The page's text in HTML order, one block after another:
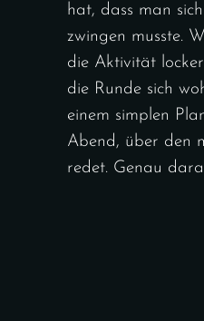
hat, dass man
zwingen musste.
die Aktivität
die Runde sich
einem simplen
Abend, über den
redet. Genau